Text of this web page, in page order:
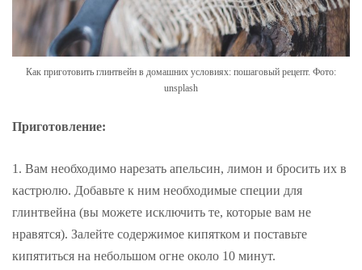
Как приготовить глинтвейн в домашних условиях: пошаговый рецепт. Фото:
unsplash
Приготовление:
1. Вам необходимо нарезать апельсин, лимон и бросить их в
кастрюлю. Добавьте к ним необходимые специи для
глинтвейна (вы можете исключить те, которые вам не
нравятся). Залейте содержимое кипятком и поставьте
кипятиться на небольшом огне около 10 минут.